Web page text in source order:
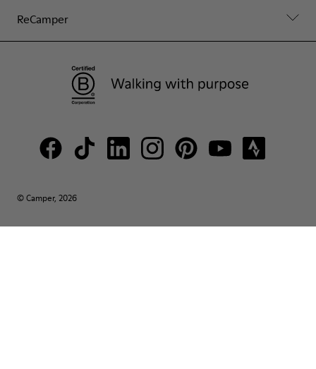
ReCamper
© Camper, 2026